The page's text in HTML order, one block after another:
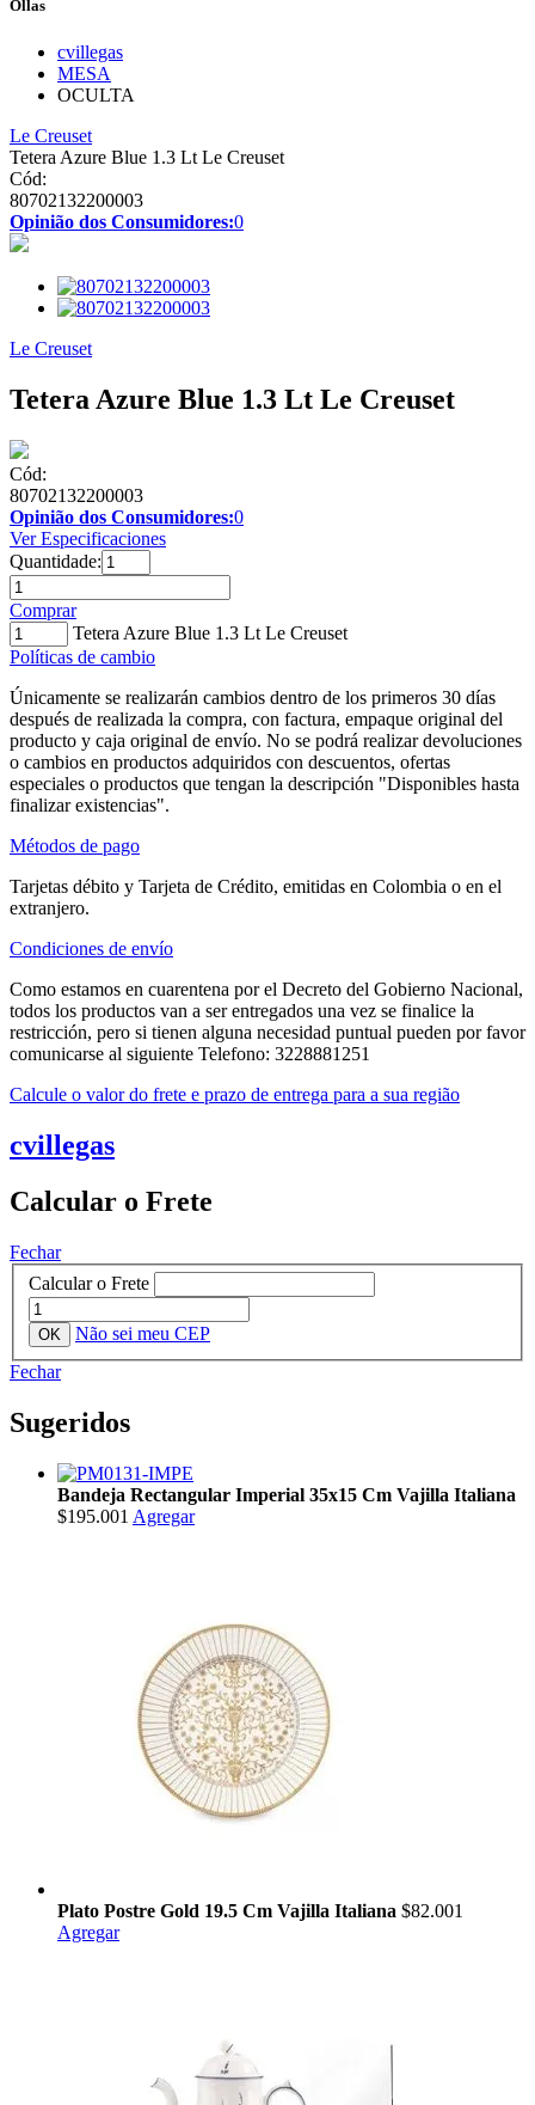
Ollas
cvillegas
MESA
OCULTA
Le Creuset
Tetera Azure Blue 1.3 Lt Le Creuset
Cód:
80702132200003
Opinião dos Consumidores:0
Le Creuset
Tetera Azure Blue 1.3 Lt Le Creuset
Cód:
80702132200003
Opinião dos Consumidores:0
Ver Especificaciones
Quantidade:
Comprar
Tetera Azure Blue 1.3 Lt Le Creuset
Políticas de cambio
Únicamente se realizarán cambios dentro de los primeros 30 días
después de realizada la compra, con factura, empaque original del
producto y caja original de envío. No se podrá realizar devoluciones
o cambios en productos adquiridos con descuentos, ofertas
especiales o productos que tengan la descripción "Disponibles hasta
finalizar existencias".
Métodos de pago
Tarjetas débito y Tarjeta de Crédito, emitidas en Colombia o en el
extranjero.
Condiciones de envío
Como estamos en cuarentena por el Decreto del Gobierno Nacional,
todos los productos van a ser entregados una vez se finalice la
restricción, pero si tienen alguna necesidad puntual pueden por favor
comunicarse al siguiente Telefono: 3228881251
Calcule o valor do frete e prazo de entrega para a sua região
cvillegas
Calcular o Frete
Fechar
Calcular o Frete
Não sei meu CEP
Fechar
Sugeridos
Bandeja Rectangular Imperial 35x15 Cm Vajilla Italiana
$195.001 Agregar
Plato Postre Gold 19.5 Cm Vajilla Italiana $82.001
Agregar